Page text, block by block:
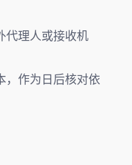
代理人或接收机
，作为日后核对依